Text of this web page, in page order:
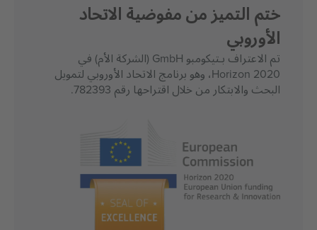
ختم التميز من مفوضية الاتحاد
الأوروبي
تم الاعتراف بـتيكومبو GmbH (الشركة الأم) في
Horizon 2020، وهو برنامج الاتحاد الأوروبي لتمويل
البحث والابتكار من خلال اقتراحها رقم 782393.